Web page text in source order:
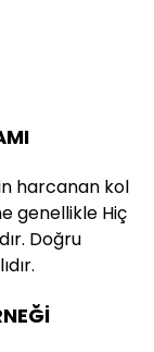
harcanan kol
genellikle Hiç
Doğru